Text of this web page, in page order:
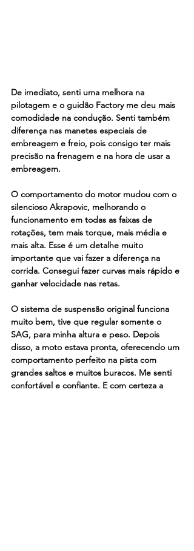
De imediato, senti uma melhora na
pilotagem e o guidão Factory me deu mais
comodidade na condução. Senti também
diferença nas manetes especiais de
embreagem e freio, pois consigo ter mais
precisão na frenagem e na hora de usar a
embreagem.
O comportamento do motor mudou com o
silencioso Akrapovic, melhorando o
funcionamento em todas as faixas de
rotações, tem mais torque, mais média e
mais alta. Esse é um detalhe muito
importante que vai fazer a diferença na
corrida. Consegui fazer curvas mais rápido e
ganhar velocidade nas retas.
O sistema de suspensão original funciona
muito bem, tive que regular somente o
SAG, para minha altura e peso. Depois
disso, a moto estava pronta, oferecendo um
comportamento perfeito na pista com
grandes saltos e muitos buracos. Me senti
confortável e confiante. E com certeza a